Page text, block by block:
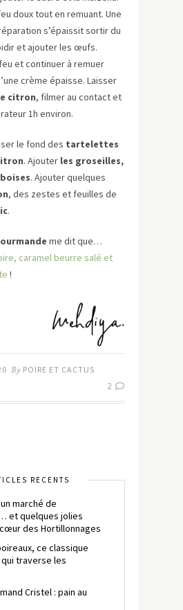
doux tout en remuant. Une
s’épaissit sortir du
et ajouter les œufs.
et continuer à remuer
crème épaisse. Laisser
citron, filmer au contact et
1h environ.
le fond des tartelettes
. Ajouter les groseilles,
. Ajouter quelques
, des zestes et feuilles de
.
me dit que…
caramel beurre salé et
!
By POIRE ET CACTUS
2
RÉCENTS
marché de
et quelques jolies
des Hortillonnages
ce classique
traverse les
Cristel : pain au